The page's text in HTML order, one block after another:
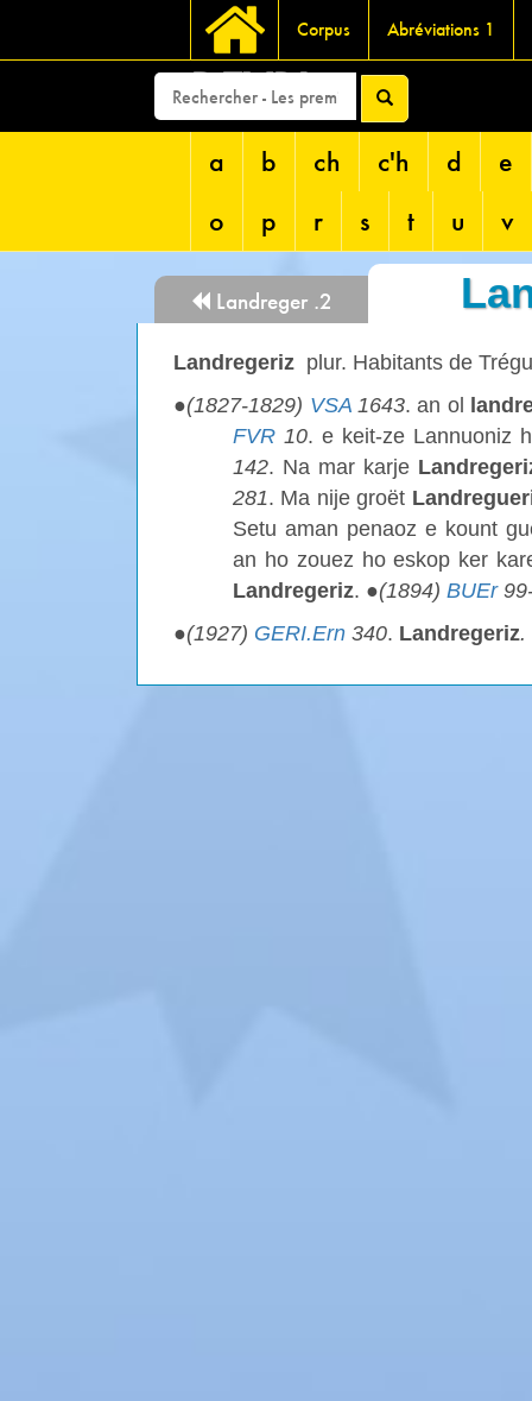
Corpus Abréviations 1
DEVRI
a b ch c'h d
e
o
p r s t u v
Landreger .2
Landregeriz plur. Habitants de
●(1827-1829) VSA1643. an ol
FVR 10. e keit-ze Lannuoniz
142. Na mar karje
281. Ma nije groët
Setu aman penaoz e kount
an ho zouez ho eskop ker
Landregeriz. ●(1894) BUEr
●(1927) GERI.Ern 340. Landregeriz.